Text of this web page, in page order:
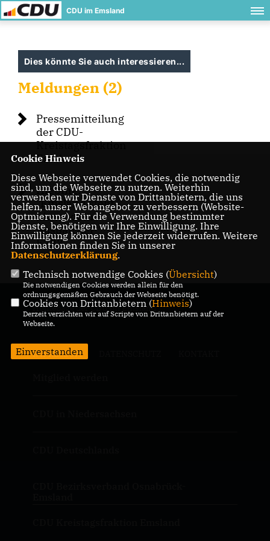
CDU im Emsland
Dies könnte Sie auch interessieren...
Meldungen (2)
Pressemitteilung
der CDU-
Kreistagsfraktion
Emsland
Hiebing:
"Emsland steht
hinter dem
Ausbau der
E233"
Homepage der CDU im Emsland
IMPRESSUM
Cookie Hinweis
Diese Webseite verwendet Cookies, die notwendig
sind, um die Webseite zu nutzen. Weiterhin
verwenden wir Dienste von Drittanbietern, die uns
helfen, unser Webangebot zu verbessern (Website-
Optmierung). Für die Verwendung bestimmter
Dienste, benötigen wir Ihre Einwilligung. Ihre
Einwilligung können Sie jederzeit widerrufen. Weitere
Informationen finden Sie in unserer
Datenschutzerklärung.
Technisch notwendige Cookies (Übersicht)
Die notwendigen Cookies werden allein für den
ordnungsgemäßen Gebrauch der Webseite benötigt.
Cookies von Drittanbietern (Hinweis)
Derzeit verzichten wir auf Scripte von Drittanbietern auf der
Webseite.
Einverstanden